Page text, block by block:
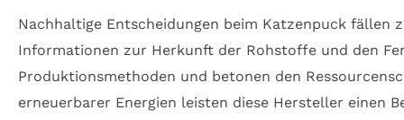
Nachhaltige Entscheidungen beim Katzenpuck fällen
Informationen zur Herkunft der Rohstoffe und den
Produktionsmethoden und betonen den
erneuerbarer Energien leisten diese Hersteller einen